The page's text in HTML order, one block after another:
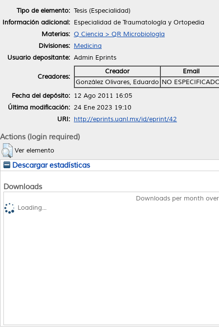
Tipo de elemento: Tesis (Especialidad)
Información adicional: Especialidad de Traumatología y Ortopedia
Materias: Q Ciencia > QR Microbiología
Divisiones: Medicina
Usuario depositante: Admin Eprints
Creadores:
Creador
Email
González Olivares, Eduardo NO
Fecha del depósito: 12 Ago 2011 16:05
Última modificación: 24 Ene 2023 19:10
URI: http://eprints.uanl.mx/id/eprint/42
Actions (login required)
Ver elemento
Descargar estadísticas
Downloads
Downloads per month
Loading...